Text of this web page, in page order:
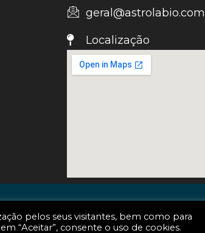
Localização
pelos seus visitantes, bem como para
“Aceitar”, consente o uso de cookies.